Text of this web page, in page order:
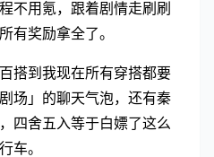
不用氪，跟着剧情走刷刷
有奖励拿全了。
搭到我现在所有穿搭都要
场」的聊天气泡，还有秦
四舍五入等于白嫖了这么
车。